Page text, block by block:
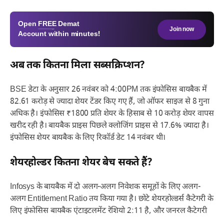
Open FREE Demat
Account within minutes!
Join now
अब तक कितना मिला सब्सक्रिप्शन?
BSE डेटा के अनुसार 26 नवंबर को 4:00PM तक इंफोसिस बायबैक में
82.61 करोड़ से ज्यादा शेयर टेंडर किए गए हैं, जो ऑफर साइज से 8 गुना
अधिक है। इंफोसिस ₹1800 प्रति शेयर के हिसाब से 10 करोड़ शेयर वापस
खरीद रही है। बायबैक प्राइस पिछले क्लोजिंग प्राइस से 17.6% ज्यादा है।
इंफोसिस शेयर बायबैक के लिए रिकॉर्ड डेट 14 नवंबर थी।
शेयरहोल्डर कितना शेयर बेच सकते हैं?
Infosys के बायबैक में दो अलग-अलग निवेशक समूहों के लिए अलग-
अलग Entitlement Ratio तय किया गया है। छोटे शेयरहोल्डर्स कैटेगरी के
लिए इंफोसिस बायबैक एंटाइटलमेंट रेशियो 2:11 है, और जनरल कैटेगरी